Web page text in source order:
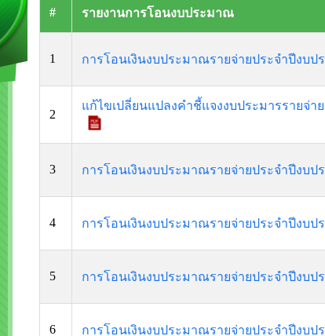
# รายงานการโอนงบประมาณ
1 การโอนเงินงบประมาณรายจ่ายประจำปีงบป
2
แก้ไขเปลี่ยนแปลงคำชี้แจงงบประมารรายจ่า
3 การโอนเงินงบประมาณรายจ่ายประจำปีงบป
4 การโอนเงินงบประมาณรายจ่ายประจำปีงบป
5 การโอนเงินงบประมาณรายจ่ายประจำปีงบป
6 การโอนเงินงบประมาณรายจ่ายประจำปีงบป